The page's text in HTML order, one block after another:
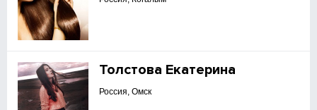
Толстова Екатерина
Россия, Омск